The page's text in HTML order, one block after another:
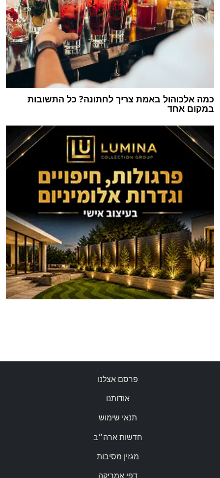
כמה אלכוהול באמת צריך לחתונה? כל התשובות
במקום אחד
פרסם אצלנו
אודותנו
תנאי שימוש
חדשות ארה״ב
מגזין מסיבות
דפי אמריקה